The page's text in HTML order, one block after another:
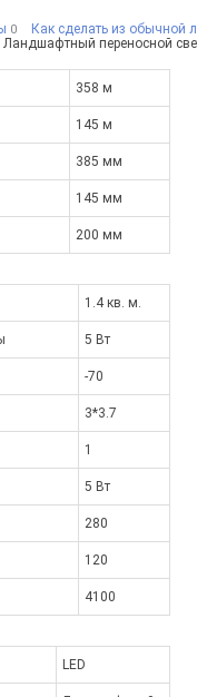
0
Как сделать из обычной
переносной
358 м
145 м
385 мм
145 мм
200 мм
1.4 кв. м.
5 Вт
-70
3*3.7
1
5 Вт
280
120
4100
LED